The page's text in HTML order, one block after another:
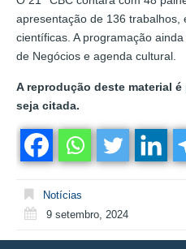
apresentação de 136 trabalhos,
científicas. A programação
de Negócios e agenda cultural.
A reprodução deste material
seja citada.
Notícias
9 setembro, 2024